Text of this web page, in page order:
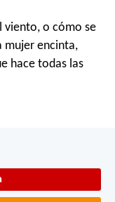
viento, o cómo se
mujer encinta,
hace todas las